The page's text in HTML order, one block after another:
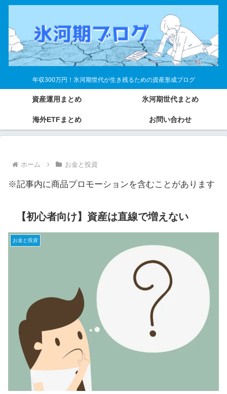
年収300万円！氷河期世代が生き残るための資産形成ブログ
資産運用まとめ 氷河期世代まとめ
海外ETFまとめ お問い合わせ
ホーム お金と投資
※記事内に商品プロモーションを含むことがあります
【初心者向け】資産は直線で増えない
お金と投資